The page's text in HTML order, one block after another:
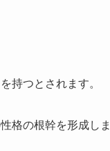
持つとされます。
格の根幹を形成しま